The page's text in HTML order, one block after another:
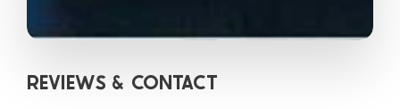
REVIEWS & CONTACT